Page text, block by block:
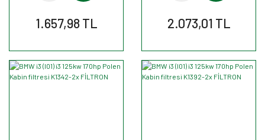
1.657,98 TL 2.073,01 TL